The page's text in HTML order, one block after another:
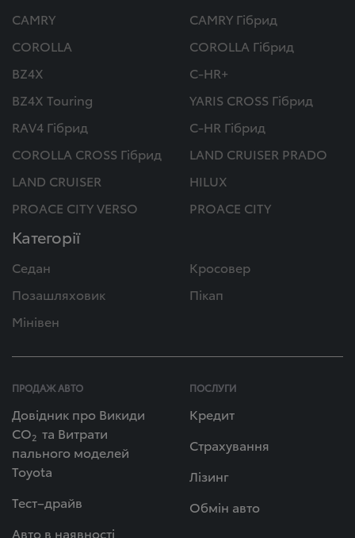
CAMRY
CAMRY Гібрид
COROLLA
COROLLA Гібрид
BZ4X
C-HR+
BZ4X Touring
YARIS CROSS Гібрид
RAV4 Гібрид
C-HR Гібрид
COROLLA CROSS Гібрид
LAND CRUISER PRADO
LAND CRUISER
HILUX
PROACE CITY VERSO
PROACE CITY
Категорії
Седан
Кросовер
Позашляховик
Пікап
Мінівен
ПРОДАЖ АВТО
Довідник про Викиди
СО2 та Витрати
пального моделей
Toyota
Тест–драйв
Авто в наявності
ПОСЛУГИ
Кредит
Страхування
Лізинг
Обмін авто